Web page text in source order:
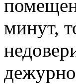
минут,